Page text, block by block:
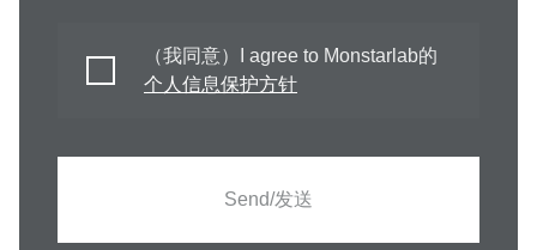
（我同意）I agree to Monstarlab的
个人信息保护方针
Send/发送